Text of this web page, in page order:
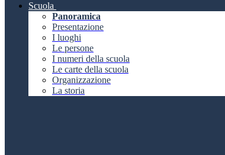
Scuola
Panoramica
Presentazione
I luoghi
Le persone
I numeri della scuola
Le carte della scuola
Organizzazione
La storia